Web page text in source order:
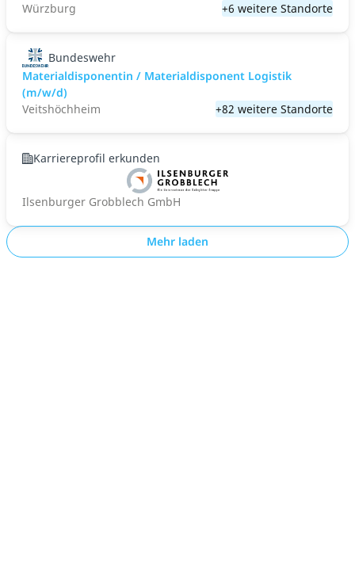
Würzburg
+6 weitere Standorte
Bundeswehr
Materialdisponentin / Materialdisponent Logistik
(m/w/d)
Veitshöchheim
+82 weitere Standorte
Karriereprofil erkunden
Ilsenburger Grobblech GmbH
Mehr laden